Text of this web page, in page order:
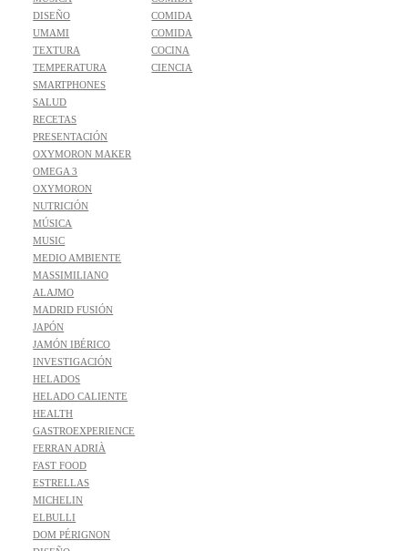
DISEÑO
UMAMI
TEXTURA
TEMPERATURA
SMARTPHONES
SALUD
RECETAS
PRESENTACIÓN
OXYMORON MAKER
OMEGA 3
OXYMORON
NUTRICIÓN
MÚSICA
MUSIC
MEDIO AMBIENTE
MASSIMILIANO
ALAJMO
MADRID FUSIÓN
JAPÓN
JAMÓN IBÉRICO
INVESTIGACIÓN
HELADOS
HELADO CALIENTE
HEALTH
GASTROEXPERIENCE
FERRAN ADRIÀ
FAST FOOD
ESTRELLAS
MICHELIN
ELBULLI
DOM PÉRIGNON
COMIDA
COMIDA
COCINA
CIENCIA